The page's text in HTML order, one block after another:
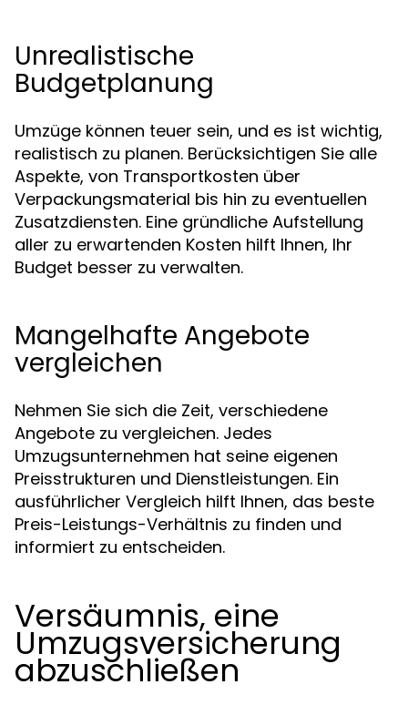
Unrealistische
Budgetplanung
Umzüge können teuer sein, und es ist wichtig,
realistisch zu planen. Berücksichtigen Sie alle
Aspekte, von Transportkosten über
Verpackungsmaterial bis hin zu eventuellen
Zusatzdiensten. Eine gründliche Aufstellung
aller zu erwartenden Kosten hilft Ihnen, Ihr
Budget besser zu verwalten.
Mangelhafte Angebote
vergleichen
Nehmen Sie sich die Zeit, verschiedene
Angebote zu vergleichen. Jedes
Umzugsunternehmen hat seine eigenen
Preisstrukturen und Dienstleistungen. Ein
ausführlicher Vergleich hilft Ihnen, das beste
Preis-Leistungs-Verhältnis zu finden und
informiert zu entscheiden.
Versäumnis, eine
Umzugsversicherung
abzuschließen